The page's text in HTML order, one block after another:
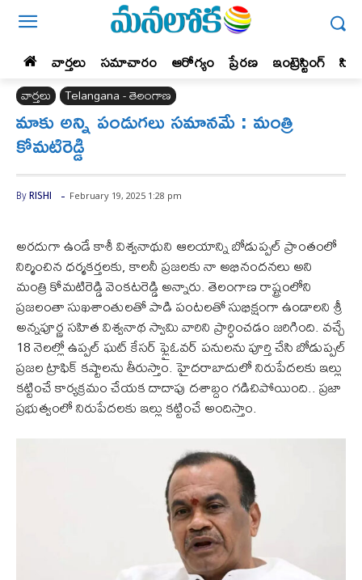
వార్తలు సమాచారం ఆరోగ్యం ప్రేర‌ణ‌ ఇంట్రెస్టింగ్‌
వార్తలు Telangana - తెలంగాణ
మాకు అన్ని పండుగలు సమానమే : మంత్రి
కోమటిరెడ్డి
By RISHI - February 19, 2025 1:28 pm
అరదుగా ఉండే కాశీ విశ్వనాథుని ఆలయాన్ని బోడుప్పల్ ప్రాంతంలో
నిర్మించిన ధర్మకర్తలకు, కాలనీ ప్రజలకు నా అభినందనలు అని
మంత్రి కోమటిరెడ్డి వెంకటరెడ్డి అన్నారు. తెలంగాణ రాష్ట్రంలోని
ప్రజలంతా సుఖశాంతులతో పాడి పంటలతో సుభిక్షంగా ఉండాలని శ్రీ
అన్నపూర్ణ సహిత విశ్వనాథ స్వామి వారిని ప్రార్ధించడం జరిగింది. వచ్చే
18 నెలల్లో ఉప్పల్ ఘట్ కేసర్ ఫ్లైఓవర్ పనులను పూర్తి చేసి బోడుప్పల్
ప్రజల ట్రాఫిక్ కష్టాలను తీరుస్తాం. హైదరాబాదులో నిరుపేదలకు ఇల్లు
కట్టించే కార్యక్రమం చేయక దాదాపు దశాబ్దం గడిచిపోయింది.. ప్రజా
ప్రభుత్వంలో నిరుపేదలకు ఇల్లు కట్టించే అందిస్తాం.